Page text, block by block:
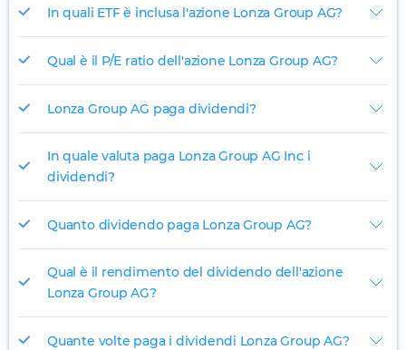
In quali ETF è inclusa l'azione Lonza Group AG?
Qual è il P/E ratio dell'azione Lonza Group AG?
Lonza Group AG paga dividendi?
In quale valuta paga Lonza Group AG Inc i
dividendi?
Quanto dividendo paga Lonza Group AG?
Qual è il rendimento del dividendo dell'azione
Lonza Group AG?
Quante volte paga i dividendi Lonza Group AG?